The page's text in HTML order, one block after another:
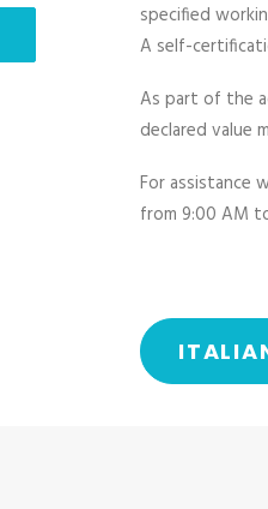
specified
A self-
As part of the
declared value
For assistance
from 9:00 AM